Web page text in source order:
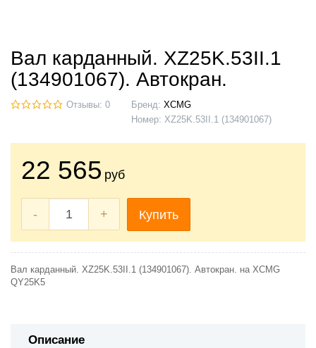
Вал карданный. XZ25K.53II.1
(134901067). Автокран.
Отзывы: 0 Бренд: XCMG
Номер: XZ25K.53II.1 (134901067)
22 565 руб
- + Купить
Вал карданный. XZ25K.53II.1 (134901067). Автокран. на XCMG
QY25K5
Описание